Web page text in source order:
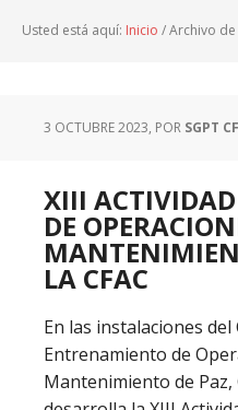
Usted está aquí: Inicio /Archivo de
3 OCTUBRE 2023, POR SGPT
XIII
DE
LA CFAC
En las instalaciones
Entrenamiento de
Mantenimiento de Paz,